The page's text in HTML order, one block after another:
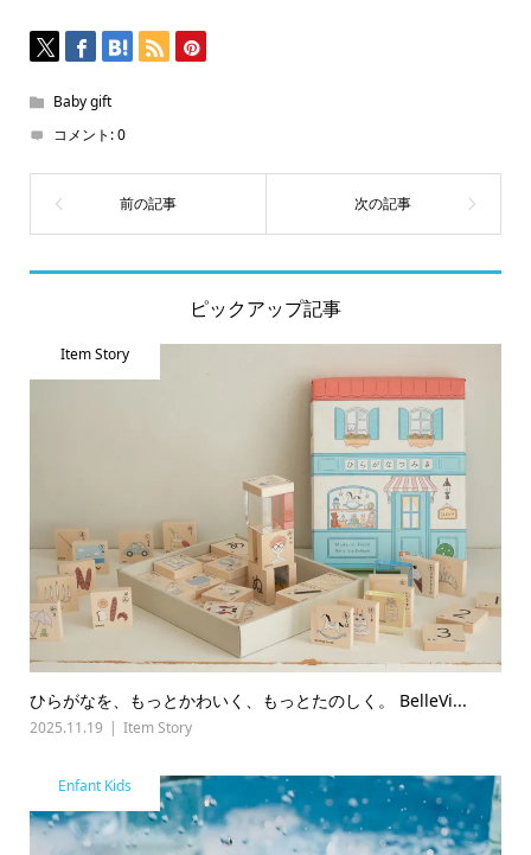
ま
す)
Baby gift
コメント:0
ピックアップ記事
Item Story
ひらがなを、もっとかわいく、もっとたのしく。 BelleVi...
2025.11.19 Item Story
Enfant Kids